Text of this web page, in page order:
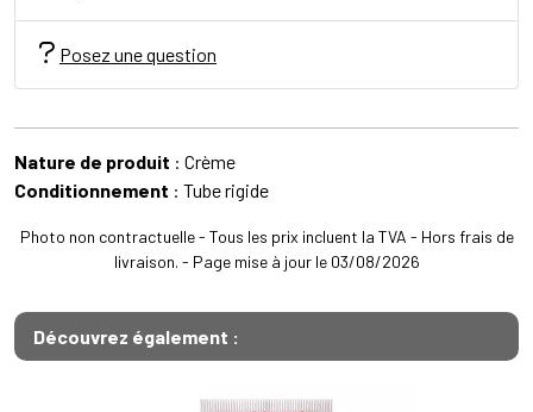
Posez une question
Nature de produit : Crème
Conditionnement : Tube rigide
Photo non contractuelle - Tous les prix incluent la TVA - Hors frais de
livraison. - Page mise à jour le 03/08/2026
Découvrez également :